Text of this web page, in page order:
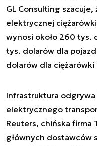
GL Consulting
elektrycznej
wynosi około 260 tys.
tys. dolarów dla
dolarów dla ciężarówki
Infrastruktura
elektrycznego
Reuters, chińska firma
głównych dostawców